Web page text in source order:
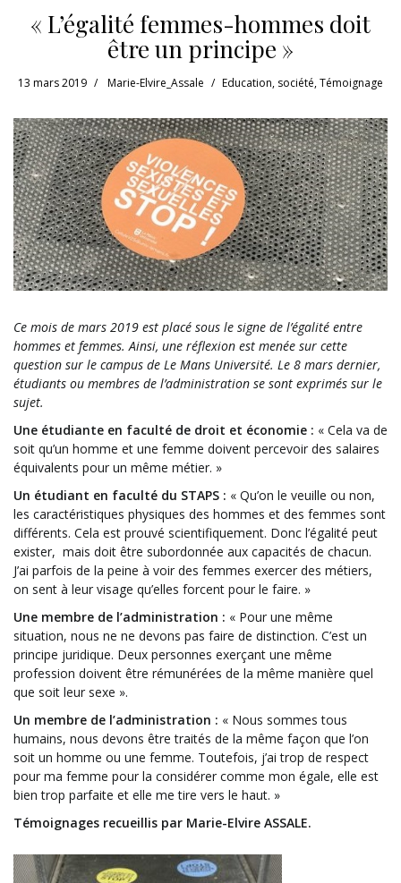
« L’égalité femmes-hommes doit
être un principe »
13 mars 2019 Marie-Elvire_Assale Education, société,Témoignage
Ce mois de mars 2019 est placé sous le signe de l’égalité entre
hommes et femmes. Ainsi, une réflexion est menée sur cette
question sur le campus de Le Mans Université. Le 8 mars dernier,
étudiants ou membres de l’administration se sont exprimés sur le
sujet.
Une étudiante en faculté de droit et économie : « Cela va de
soit qu’un homme et une femme doivent percevoir des salaires
équivalents pour un même métier. »
Un étudiant en faculté du STAPS : « Qu’on le veuille ou non,
les caractéristiques physiques des hommes et des femmes sont
différents. Cela est prouvé scientifiquement. Donc l’égalité peut
exister, mais doit être subordonnée aux capacités de chacun.
J’ai parfois de la peine à voir des femmes exercer des métiers,
on sent à leur visage qu’elles forcent pour le faire. »
Une membre de l’administration : « Pour une même
situation, nous ne ne devons pas faire de distinction. C’est un
principe juridique. Deux personnes exerçant une même
profession doivent être rémunérées de la même manière quel
que soit leur sexe ».
Un membre de l’administration : « Nous sommes tous
humains, nous devons être traités de la même façon que l’on
soit un homme ou une femme. Toutefois, j’ai trop de respect
pour ma femme pour la considérer comme mon égale, elle est
bien trop parfaite et elle me tire vers le haut. »
Témoignages recueillis par Marie-Elvire ASSALE.